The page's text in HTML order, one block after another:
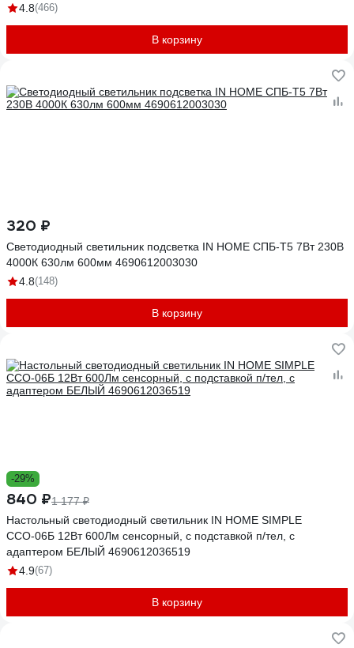
4.8(466)
В корзину
320 ₽
Светодиодный светильник подсветка IN HOME СПБ-Т5 7Вт 230B
4000К 630лм 600мм 4690612003030
4.8(148)
В корзину
-29%
840 ₽1 177 ₽
Настольный светодиодный светильник IN HOME SIMPLE
ССО-06Б 12Вт 600Лм сенсорный, с подставкой п/тел, с
адаптером БЕЛЫЙ 4690612036519
4.9(67)
В корзину